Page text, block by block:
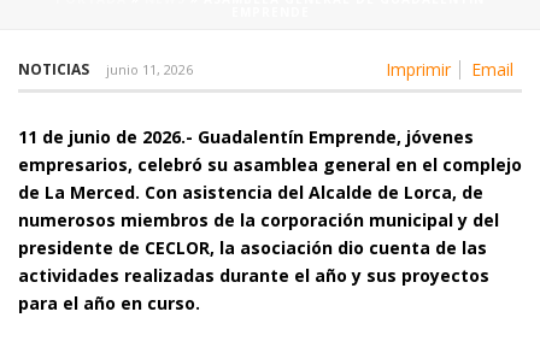
Imprimir Email
NOTICIAS junio 11, 2026
11 de junio de 2026.- Guadalentín Emprende, jóvenes
empresarios, celebró su asamblea general en el complejo
de La Merced. Con asistencia del Alcalde de Lorca, de
numerosos miembros de la corporación municipal y del
presidente de CECLOR, la asociación dio cuenta de las
actividades realizadas durante el año y sus proyectos
para el año en curso.